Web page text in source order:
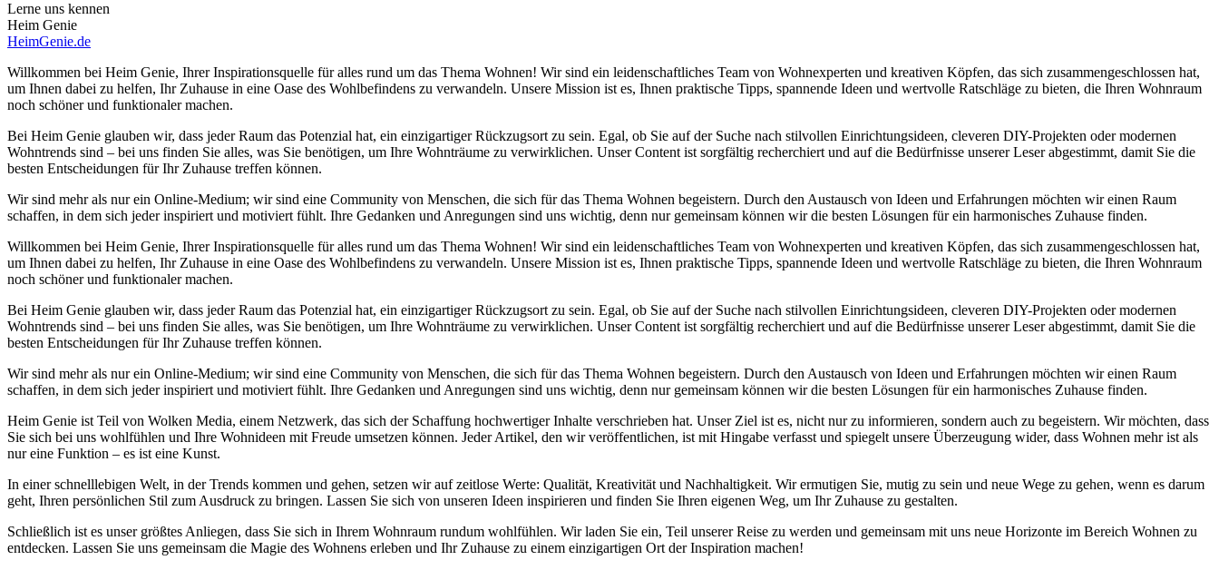
Lerne uns kennen
Heim Genie
HeimGenie.de
Willkommen bei Heim Genie, Ihrer Inspirationsquelle für alles rund um das Thema Wohnen! Wir sind ein leidenschaftliches Team von Wohnexperten und kreativen Köpfen, das sich zusammengeschlossen hat,
um Ihnen dabei zu helfen, Ihr Zuhause in eine Oase des Wohlbefindens zu verwandeln. Unsere Mission ist es, Ihnen praktische Tipps, spannende Ideen und wertvolle Ratschläge zu bieten, die Ihren Wohnraum
noch schöner und funktionaler machen.
Bei Heim Genie glauben wir, dass jeder Raum das Potenzial hat, ein einzigartiger Rückzugsort zu sein. Egal, ob Sie auf der Suche nach stilvollen Einrichtungsideen, cleveren DIY-Projekten oder modernen
Wohntrends sind – bei uns finden Sie alles, was Sie benötigen, um Ihre Wohnträume zu verwirklichen. Unser Content ist sorgfältig recherchiert und auf die Bedürfnisse unserer Leser abgestimmt, damit Sie die
besten Entscheidungen für Ihr Zuhause treffen können.
Wir sind mehr als nur ein Online-Medium; wir sind eine Community von Menschen, die sich für das Thema Wohnen begeistern. Durch den Austausch von Ideen und Erfahrungen möchten wir einen Raum
schaffen, in dem sich jeder inspiriert und motiviert fühlt. Ihre Gedanken und Anregungen sind uns wichtig, denn nur gemeinsam können wir die besten Lösungen für ein harmonisches Zuhause finden.
Willkommen bei Heim Genie, Ihrer Inspirationsquelle für alles rund um das Thema Wohnen! Wir sind ein leidenschaftliches Team von Wohnexperten und kreativen Köpfen, das sich zusammengeschlossen hat,
um Ihnen dabei zu helfen, Ihr Zuhause in eine Oase des Wohlbefindens zu verwandeln. Unsere Mission ist es, Ihnen praktische Tipps, spannende Ideen und wertvolle Ratschläge zu bieten, die Ihren Wohnraum
noch schöner und funktionaler machen.
Bei Heim Genie glauben wir, dass jeder Raum das Potenzial hat, ein einzigartiger Rückzugsort zu sein. Egal, ob Sie auf der Suche nach stilvollen Einrichtungsideen, cleveren DIY-Projekten oder modernen
Wohntrends sind – bei uns finden Sie alles, was Sie benötigen, um Ihre Wohnträume zu verwirklichen. Unser Content ist sorgfältig recherchiert und auf die Bedürfnisse unserer Leser abgestimmt, damit Sie die
besten Entscheidungen für Ihr Zuhause treffen können.
Wir sind mehr als nur ein Online-Medium; wir sind eine Community von Menschen, die sich für das Thema Wohnen begeistern. Durch den Austausch von Ideen und Erfahrungen möchten wir einen Raum
schaffen, in dem sich jeder inspiriert und motiviert fühlt. Ihre Gedanken und Anregungen sind uns wichtig, denn nur gemeinsam können wir die besten Lösungen für ein harmonisches Zuhause finden.
Heim Genie ist Teil von Wolken Media, einem Netzwerk, das sich der Schaffung hochwertiger Inhalte verschrieben hat. Unser Ziel ist es, nicht nur zu informieren, sondern auch zu begeistern. Wir möchten, dass
Sie sich bei uns wohlfühlen und Ihre Wohnideen mit Freude umsetzen können. Jeder Artikel, den wir veröffentlichen, ist mit Hingabe verfasst und spiegelt unsere Überzeugung wider, dass Wohnen mehr ist als
nur eine Funktion – es ist eine Kunst.
In einer schnelllebigen Welt, in der Trends kommen und gehen, setzen wir auf zeitlose Werte: Qualität, Kreativität und Nachhaltigkeit. Wir ermutigen Sie, mutig zu sein und neue Wege zu gehen, wenn es darum
geht, Ihren persönlichen Stil zum Ausdruck zu bringen. Lassen Sie sich von unseren Ideen inspirieren und finden Sie Ihren eigenen Weg, um Ihr Zuhause zu gestalten.
Schließlich ist es unser größtes Anliegen, dass Sie sich in Ihrem Wohnraum rundum wohlfühlen. Wir laden Sie ein, Teil unserer Reise zu werden und gemeinsam mit uns neue Horizonte im Bereich Wohnen zu
entdecken. Lassen Sie uns gemeinsam die Magie des Wohnens erleben und Ihr Zuhause zu einem einzigartigen Ort der Inspiration machen!